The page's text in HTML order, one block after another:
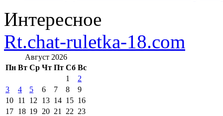
Интересное
Rt.chat-ruletka-18.com
Август 2026
Пн Вт Ср Чт Пт Сб Вс
1
2
3
4 5 6 7 8
9
10 11 12 13 14 15 16
17 18 19 20 21 22 23